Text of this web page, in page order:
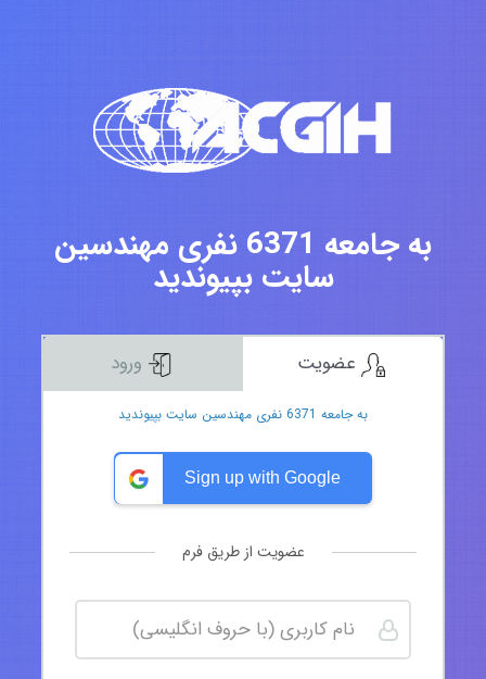
به جامعه 6371 نفری مهندسین
سایت بپیوندید
به جامعه 6371 نفری مهندسین سایت بپیوندید
Sign up with Google
عضویت از طریق فرم